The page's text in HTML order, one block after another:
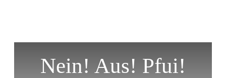
Nein! Aus! Pfui!